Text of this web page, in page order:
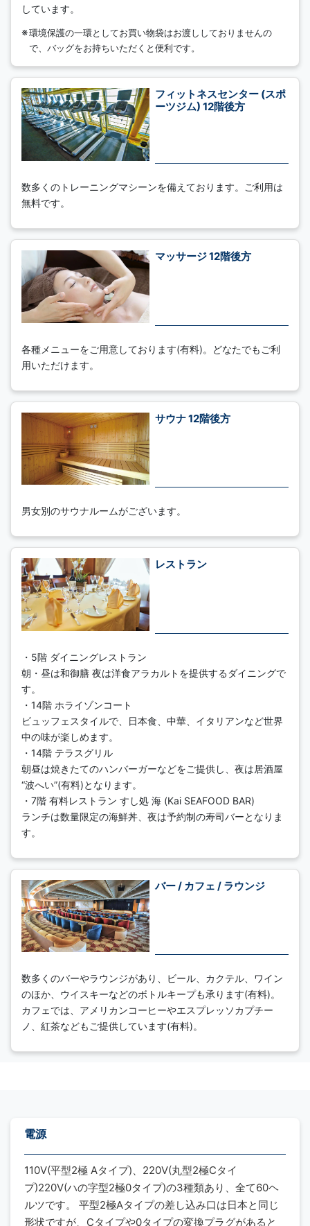
しています。
環境保護の一環としてお買い物袋はお渡ししておりませんの
で、バッグをお持ちいただくと便利です。
フィットネスセンター (スポ
ーツジム) 12階後方
数多くのトレーニングマシーンを備えております。ご利用は
無料です。
マッサージ 12階後方
各種メニューをご用意しております(有料)。どなたでもご利
用いただけます。
サウナ 12階後方
男女別のサウナルームがございます。
レストラン
・5階 ダイニングレストラン
朝・昼は和御膳 夜は洋食アラカルトを提供するダイニングで
す。
・14階 ホライゾンコート
ビュッフェスタイルで、日本食、中華、イタリアンなど世界
中の味が楽しめます。
・14階 テラスグリル
朝昼は焼きたてのハンバーガーなどをご提供し、夜は居酒屋
“波へい”(有料)となります。
・7階 有料レストラン すし処 海 (Kai SEAFOOD BAR)
ランチは数量限定の海鮮丼、夜は予約制の寿司バーとなりま
す。
バー / カフェ / ラウンジ
数多くのバーやラウンジがあり、ビール、カクテル、ワイン
のほか、ウイスキーなどのボトルキープも承ります(有料)。
カフェでは、アメリカンコーヒーやエスプレッソカプチー
ノ、紅茶などもご提供しています(有料)。
電源
110V(平型2極 Aタイプ)、220V(丸型2極Cタイ
プ)220V(ハの字型2極0タイプ)の3種類あり、全て60ヘ
ルツです。 平型2極Aタイプの差し込み口は日本と同じ
形状ですが、Cタイプや0タイプの変換プラグがあると